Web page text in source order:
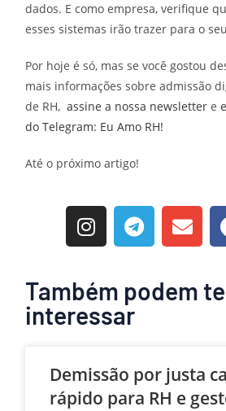
dados. E como empresa, verifique
esses sistemas irão trazer para o
Por hoje é só, mas se você gostou
mais informações sobre admissão
de RH, assine a nossa newsletter e
do Telegram: Eu Amo RH!
Até o próximo artigo!
Também podem te
interessar
Demissão por justa
rápido para RH e